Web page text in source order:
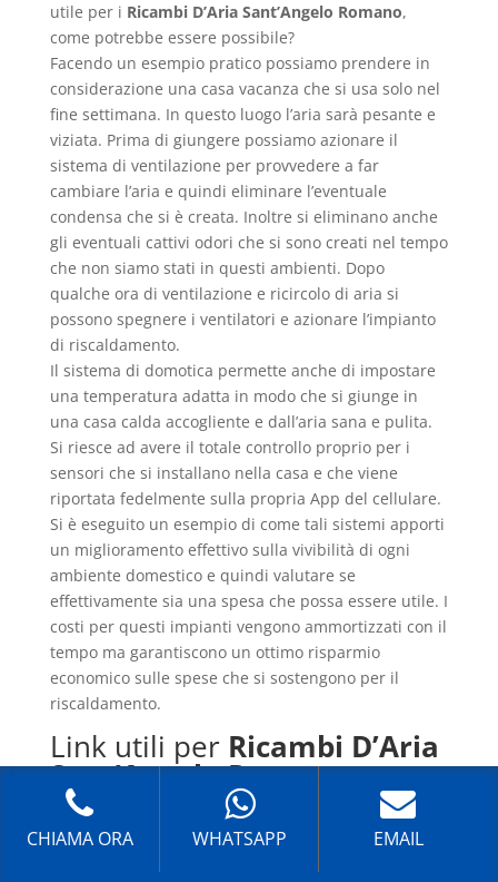
utile per i Ricambi D’Aria Sant’Angelo Romano,
come potrebbe essere possibile?
Facendo un esempio pratico possiamo prendere in
considerazione una casa vacanza che si usa solo nel
fine settimana. In questo luogo l’aria sarà pesante e
viziata. Prima di giungere possiamo azionare il
sistema di ventilazione per provvedere a far
cambiare l’aria e quindi eliminare l’eventuale
condensa che si è creata. Inoltre si eliminano anche
gli eventuali cattivi odori che si sono creati nel tempo
che non siamo stati in questi ambienti. Dopo
qualche ora di ventilazione e ricircolo di aria si
possono spegnere i ventilatori e azionare l’impianto
di riscaldamento.
Il sistema di domotica permette anche di impostare
una temperatura adatta in modo che si giunge in
una casa calda accogliente e dall’aria sana e pulita.
Si riesce ad avere il totale controllo proprio per i
sensori che si installano nella casa e che viene
riportata fedelmente sulla propria App del cellulare.
Si è eseguito un esempio di come tali sistemi apporti
un miglioramento effettivo sulla vivibilità di ogni
ambiente domestico e quindi valutare se
effettivamente sia una spesa che possa essere utile. I
costi per questi impianti vengono ammortizzati con il
tempo ma garantiscono un ottimo risparmio
economico sulle spese che si sostengono per il
riscaldamento.
Link utili per Ricambi D’Aria
Sant’Angelo Romano
YouTube
Wikipedia
CHIAMA ORA WHATSAPP EMAIL